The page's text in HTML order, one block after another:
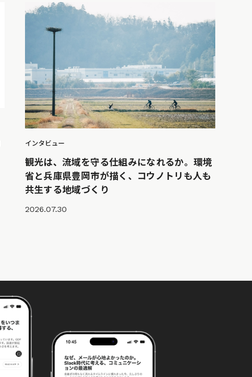
インタビュー
観光は、流域を守る仕組みになれるか。環境
省と兵庫県豊岡市が描く、コウノトリも人も
共生する地域づくり
2026.07.30